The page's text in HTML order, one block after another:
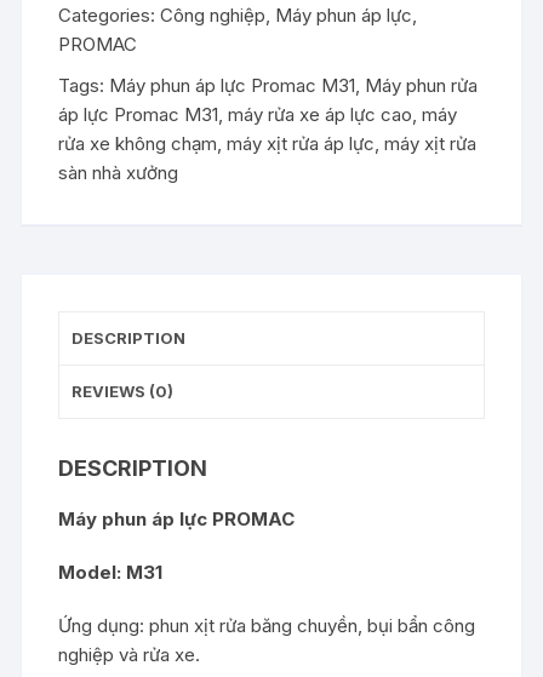
Categories:Công nghiệp, Máy phun áp lực,
PROMAC
Tags: Máy phun áp lực Promac M31, Máy phun rửa
áp lực Promac M31,máy rửa xe áp lực cao,máy
rửa xe không chạm,máy xịt rửa áp lực,máy xịt rửa
sàn nhà xưởng
DESCRIPTION
REVIEWS (0)
DESCRIPTION
Máy phun áp lực PROMAC
Model: M31
Ứng dụng: phun xịt rửa băng chuyền, bụi bẩn công
nghiệp và rửa xe.